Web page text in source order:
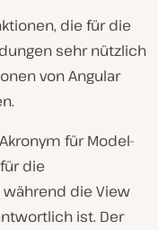
die für die
sehr nützlich
von Angular
für Model-
die
die View
ist. Der